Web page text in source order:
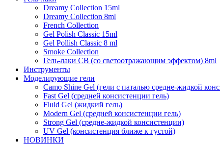
Dreamy Collection 15ml
Dreamy Collection 8ml
French Collection
Gel Polish Classic 15ml
Gel Pollish Classic 8 ml
Smoke Collection
Гель-лаки СВ (со светоотражающим эффектом) 8ml
Инструменты
Моделирующие гели
Camo Shine Gel (гели с паталью средне-жидкой
Fast Gel (средней консистенции гель)
Fluid Gel (жидкий гель)
Modern Gel (средней консистенции гель)
Strong Gel (средне-жидкой консистенции)
UV Gel (консистенция ближе к густой)
НОВИНКИ